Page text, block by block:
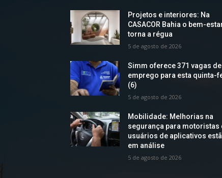
Projetos e interiores: Na
CASACOR Bahia o bem-
torna a régua
5 de agosto de 2026
Simm oferece 371 vagas de
emprego para esta quinta-
(6)
5 de agosto de 2026
Mobilidade: Melhorias na
segurança para motoristas
usuários de aplicativos
em análise
5 de agosto de 2026